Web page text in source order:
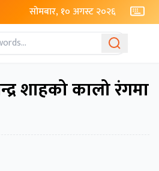
सोमबार, १० अगस्ट २०२६
शाहको कालो रंगमा